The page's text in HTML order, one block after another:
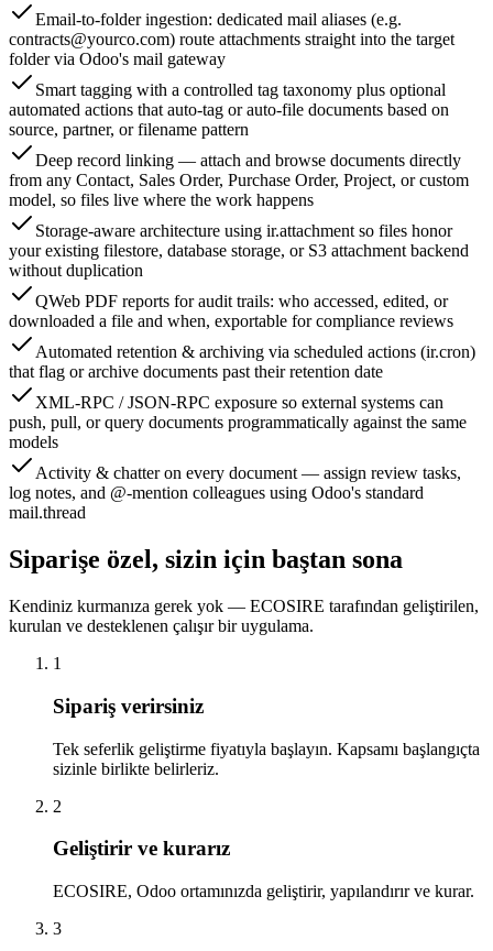
Email-to-folder ingestion: dedicated mail aliases (e.g.
contracts@yourco.com) route attachments straight into the target
folder via Odoo's mail gateway
Smart tagging with a controlled tag taxonomy plus optional
automated actions that auto-tag or auto-file documents based on
source, partner, or filename pattern
Deep record linking — attach and browse documents directly
from any Contact, Sales Order, Purchase Order, Project, or custom
model, so files live where the work happens
Storage-aware architecture using ir.attachment so files honor
your existing filestore, database storage, or S3 attachment backend
without duplication
QWeb PDF reports for audit trails: who accessed, edited, or
downloaded a file and when, exportable for compliance reviews
Automated retention & archiving via scheduled actions (ir.cron)
that flag or archive documents past their retention date
XML-RPC / JSON-RPC exposure so external systems can
push, pull, or query documents programmatically against the same
models
Activity & chatter on every document — assign review tasks,
log notes, and @-mention colleagues using Odoo's standard
mail.thread
Siparişe özel, sizin için baştan sona
Kendiniz kurmanıza gerek yok — ECOSIRE tarafından geliştirilen,
kurulan ve desteklenen çalışır bir uygulama.
1
Sipariş verirsiniz
Tek seferlik geliştirme fiyatıyla başlayın. Kapsamı başlangıçta
sizinle birlikte belirleriz.
2
Geliştirir ve kurarız
ECOSIRE, Odoo ortamınızda geliştirir, yapılandırır ve kurar.
3